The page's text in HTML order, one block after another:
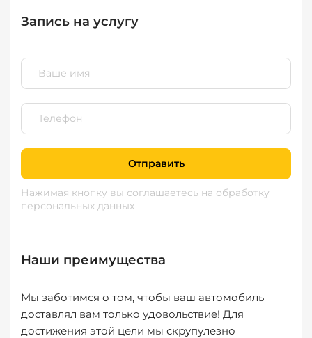
Запись на услугу
Отправить
Нажимая кнопку вы соглашаетесь на обработку
персональных данных
Наши преимущества
Мы заботимся о том, чтобы ваш автомобиль
доставлял вам только удовольствие! Для
достижения этой цели мы скрупулезно